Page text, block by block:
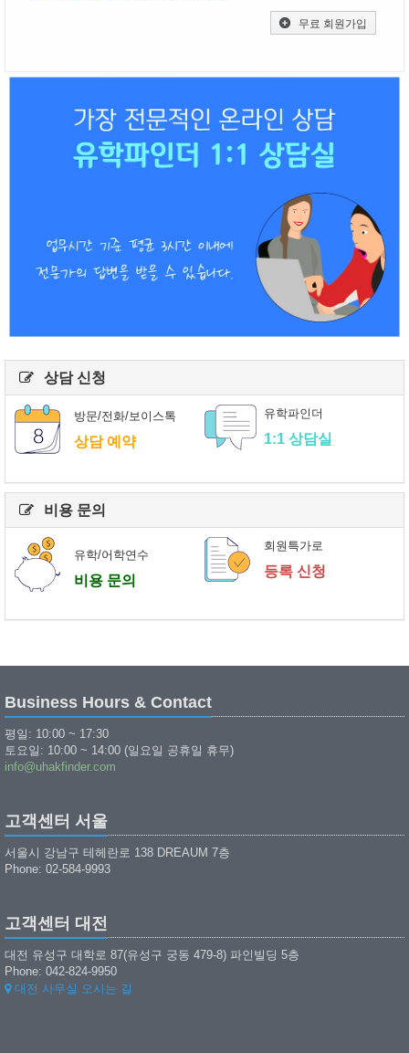
무료 회원가입
상담 신청
방문/전화/보이스톡
상담 예약
유학파인더
1:1 상담실
비용 문의
유학/어학연수
비용 문의
회원특가로
등록 신청
Business Hours & Contact
평일: 10:00 ~ 17:30
토요일: 10:00 ~ 14:00 (일요일 공휴일 휴무)
info@uhakfinder.com
고객센터 서울
서울시 강남구 테헤란로 138 DREAUM 7층
Phone: 02-584-9993
고객센터 대전
대전 유성구 대학로 87(유성구 궁동 479-8) 파인빌딩 5층
Phone: 042-824-9950
대전 사무실 오시는 길